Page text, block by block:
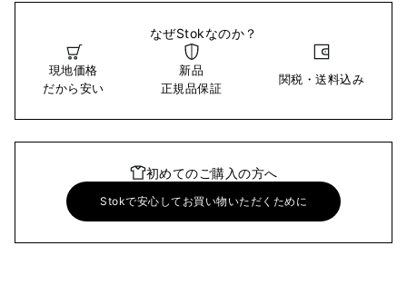
なぜStokなのか？
現地価格
だから安い
新品
正規品保証
関税・送料込み
初めてのご購入の方へ
Stokで安心してお買い物いただくために